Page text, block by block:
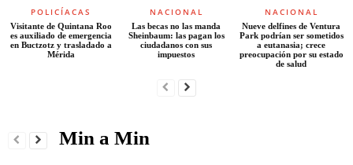
POLICÍACAS
Visitante de Quintana Roo
es auxiliado de emergencia
en Buctzotz y trasladado a
Mérida
NACIONAL
Las becas no las manda
Sheinbaum: las pagan los
ciudadanos con sus
impuestos
NACIONAL
Nueve delfines de Ventura
Park podrían ser sometidos
a eutanasia; crece
preocupación por su estado
de salud
Min a Min